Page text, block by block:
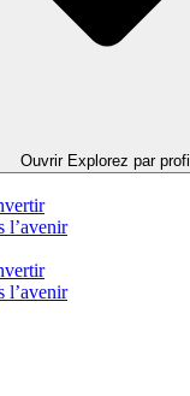
Ouvrir Explorez par profil
l’avenir
l’avenir